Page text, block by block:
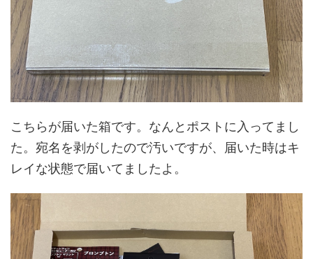
こちらが届いた箱です。なんとポストに入ってまし
た。宛名を剥がしたので汚いですが、届いた時はキ
レイな状態で届いてましたよ。